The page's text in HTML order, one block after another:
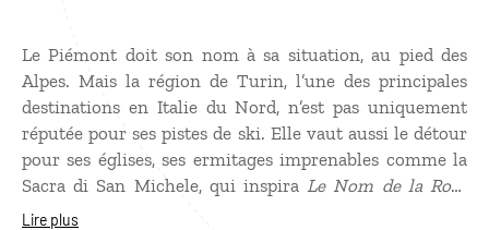
Le Piémont doit son nom à sa situation, au pied des
Alpes. Mais la région de Turin, l’une des principales
destinations en Italie du Nord, n’est pas uniquement
réputée pour ses pistes de ski. Elle vaut aussi le détour
pour ses églises, ses ermitages imprenables comme la
Sacra di San Michele, qui inspira Le Nom de la Rose
d'Umberto Eco, ou encore ses châteaux médiévaux, ses
Lire plus